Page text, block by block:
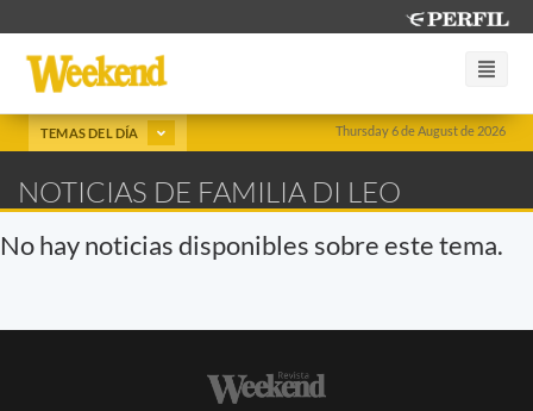
Thursday 6 de August de 2026
TEMAS DEL DÍA
NOTICIAS DE FAMILIA DI LEO
No hay noticias disponibles sobre este tema.